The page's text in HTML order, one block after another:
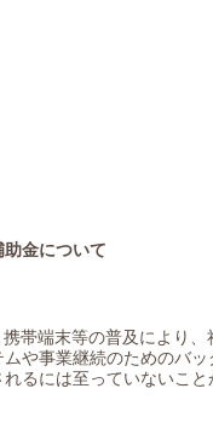
金について
帯端末等の普及により
や事業継続のためのバ
れるには⾄ っていないこと